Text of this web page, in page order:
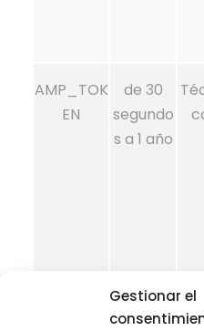
Gestionar el
AMP_TOK
EN
de 30
segundo
s a 1 año